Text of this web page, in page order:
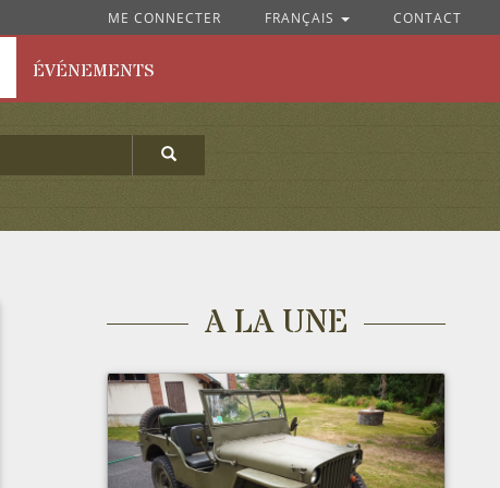
CONTACT
FRANÇAIS
ME CONNECTER
ÉVÉNEMENTS
A LA UNE